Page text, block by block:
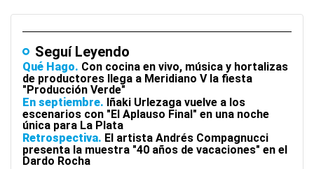
Seguí Leyendo
Qué Hago Con cocina en vivo, música y hortalizas
de productores llega a Meridiano V la fiesta
"Producción Verde"
En septiembre
Iñaki Urlezaga vuelve a los
escenarios con "El Aplauso Final" en una noche
única para La Plata
Retrospectiva
El artista Andrés Compagnucci
presenta la muestra "40 años de vacaciones" en el
Dardo Rocha